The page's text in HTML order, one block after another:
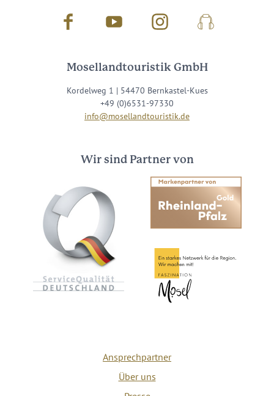
Facebook Youtube InstagramPodcast
Mosellandtouristik GmbH
Kordelweg 1 | 54470 Bernkastel-Kues
+49 (0)6531-97330
info@mosellandtouristik.de
Wir sind Partner von
Ansprechpartner
Über uns